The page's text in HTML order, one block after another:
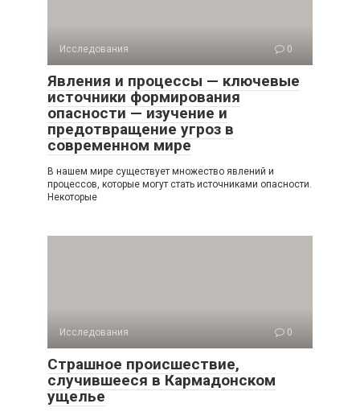
Исследования 0
Явления и процессы — ключевые
источники формирования
опасности — изучение и
предотвращение угроз в
современном мире
В нашем мире существует множество явлений и
процессов, которые могут стать источниками опасности.
Некоторые
Исследования 0
Страшное происшествие,
случившееся в Кармадонском
ущелье